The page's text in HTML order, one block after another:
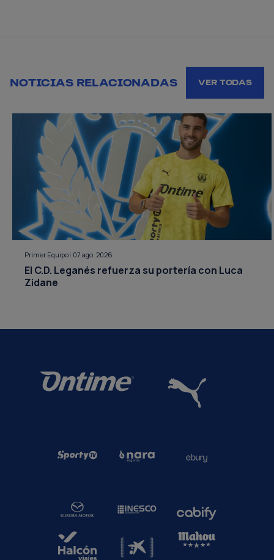
NOTICIAS RELACIONADAS VER TODAS
Primer Equipo | 07 ago. 2026
El C.D. Leganés refuerza su portería con Luca
Zidane